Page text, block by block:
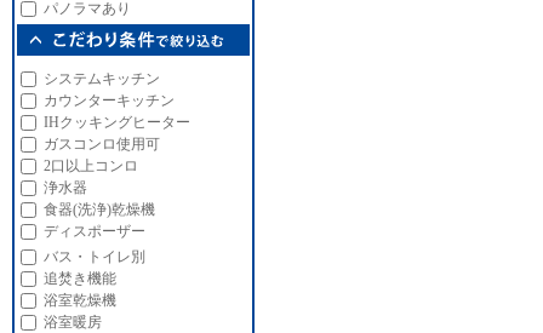
パノラマあり
システムキッチン
カウンターキッチン
IHクッキングヒーター
ガスコンロ使用可
2口以上コンロ
浄水器
食器(洗浄)乾燥機
ディスポーザー
バス・トイレ別
追焚き機能
浴室乾燥機
浴室暖房